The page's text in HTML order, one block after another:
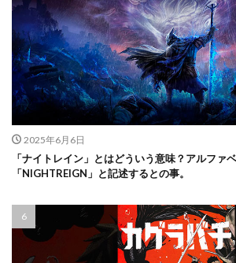
2025年6月6日
「ナイトレイン」とはどういう意味？アルファ
「NIGHTREIGN」と記述するとの事。